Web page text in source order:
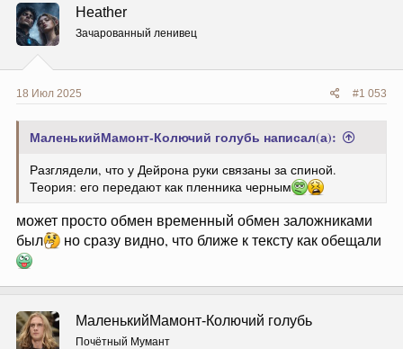
и
и
:
Heather
Зачарованный ленивец
18 Июл 2025 #1 053
МаленькийМамонт-Колючий голубь написал(а):
Разглядели, что у Дейрона руки связаны за спиной.
Теория: его передают как пленника черным
может просто обмен временный обмен заложниками
был
но сразу видно, что ближе к тексту как обещали
МаленькийМамонт-Колючий голубь
Почётный Мумант